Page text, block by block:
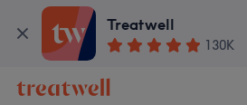
Treatwell
130K